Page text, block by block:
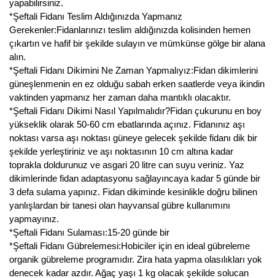
yapabilirsiniz.
*Şeftali Fidanı Teslim Aldığınızda Yapmanız
Gerekenler:Fidanlarınızı teslim aldığınızda kolisinden hemen
çıkartın ve hafif bir şekilde sulayın ve mümkünse gölge bir alana
alın.
*Şeftali Fidanı Dikimini Ne Zaman Yapmalıyız:Fidan dikimlerini
güneşlenmenin en ez olduğu sabah erken saatlerde veya ikindin
vaktinden yapmanız her zaman daha mantıklı olacaktır.
*Şeftali Fidanı Dikimi Nasıl Yapılmalıdır?Fidan çukurunu en boy
yükseklik olarak 50-60 cm ebatlarında açınız. Fidanınız aşı
noktası varsa aşı noktası güneye gelecek şekilde fidanı dik bir
şekilde yerleştiriniz ve aşı noktasının 10 cm altına kadar
toprakla doldurunuz ve asgari 20 litre can suyu veriniz. Yaz
dikimlerinde fidan adaptasyonu sağlayıncaya kadar 5 günde bir
3 defa sulama yapınız. Fidan dikiminde kesinlikle doğru bilinen
yanlışlardan bir tanesi olan hayvansal gübre kullanımını
yapmayınız.
*Şeftali Fidanı Sulaması:15-20 günde bir
*Şeftali Fidanı Gübrelemesi:Hobiciler için en ideal gübreleme
organik gübreleme programıdır. Zira hata yapma olasılıkları yok
denecek kadar azdır. Ağaç yaşı 1 kg olacak şekilde solucan